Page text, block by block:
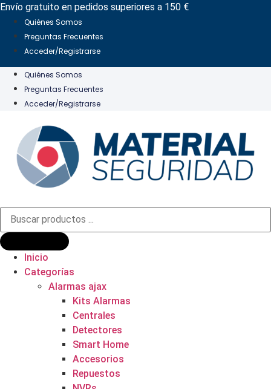
Ir
contenido
Envío gratuito en pedidos superiores a 150 €
Quiénes Somos
Preguntas Frecuentes
Acceder/Registrarse
Quiénes Somos
Preguntas Frecuentes
Acceder/Registrarse
Búsqueda
productos
Inicio
Categorías
Alarmas ajax
Kits Alarmas
Centrales
Detectores
Smart Home
Accesorios
Repuestos